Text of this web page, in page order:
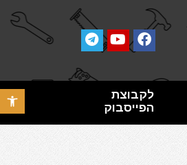
פתח
לקבוצת
הפייסבוק